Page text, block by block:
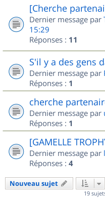
[Cherche
Dernier message par
15:29
Réponses : 11
S'il y a des gens
Dernier message par
Réponses : 1
cherche
Dernier message par
Réponses : 1
[GAMELLE
Dernier message par
Réponses : 4
Nouveau sujet
19